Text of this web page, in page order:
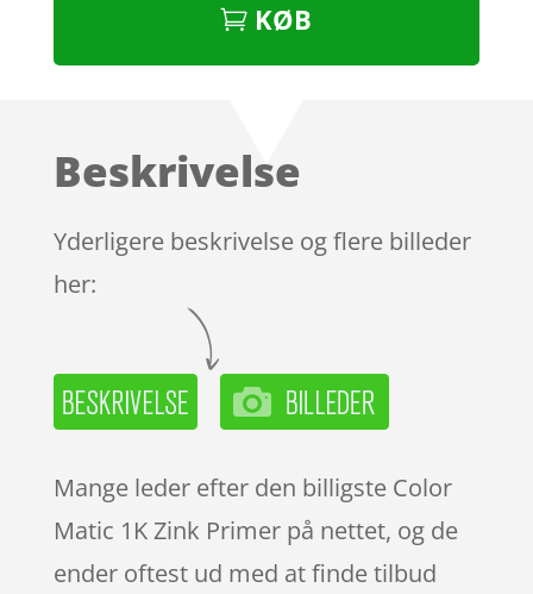
KØB
Beskrivelse
Yderligere beskrivelse og flere billeder
her:
Mange leder efter den billigste Color
Matic 1K Zink Primer på nettet, og de
ender oftest ud med at finde tilbud